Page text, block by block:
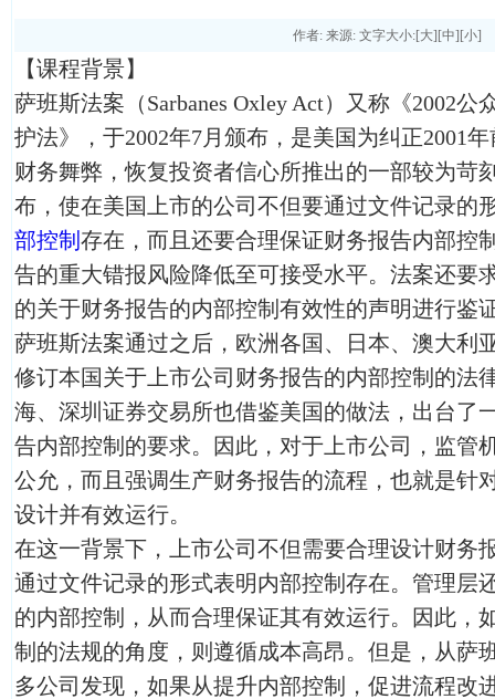
作者: 来源: 文字大小:[大][中][小]
【课程背景】
萨班斯法案（Sarbanes Oxley Act）又称《2002
护法》，于2002年7月颁布，是美国为纠正2001
财务舞弊，恢复投资者信心所推出的一部较为苛
布，使在美国上市的公司不但要通过文件记录的
部控制 存在，而且还要合理保证财务报告内部控
告的重大错报风险降低至可接受水平。法案还要
的关于财务报告的内部控制有效性的声明进行鉴
萨班斯法案通过之后，欧洲各国、日本、澳大利
修订本国关于上市公司财务报告的内部控制的法
海、深圳证券交易所也借鉴美国的做法，出台了
告内部控制的要求。因此，对于上市公司，监管
公允，而且强调生产财务报告的流程，也就是针
设计并有效运行。
在这一背景下，上市公司不但需要合理设计财务
通过文件记录的形式表明内部控制存在。管理层
的内部控制，从而合理保证其有效运行。因此，
制的法规的角度，则遵循成本高昂。但是，从萨
多公司发现，如果从提升内部控制，促进流程改